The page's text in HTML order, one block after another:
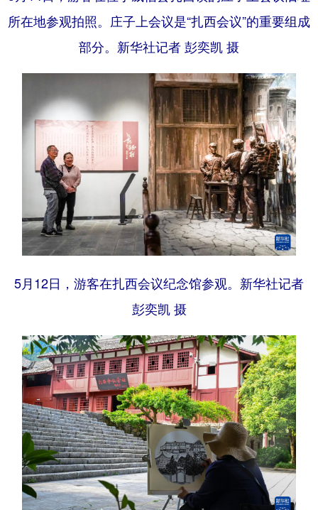
所在地参观拍照。庄子上会议是“扎西会议”的重要组成
部分。新华社记者 彭奕凯 摄
5月12日，游客在扎西会议纪念馆参观。新华社记者
彭奕凯 摄